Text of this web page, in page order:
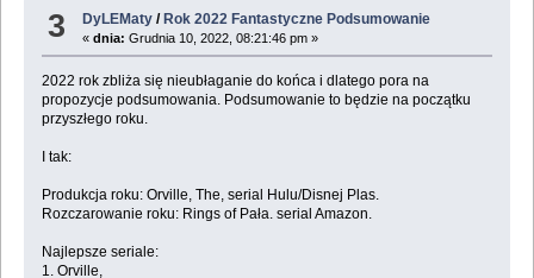
3 DyLEMaty / Rok 2022 Fantastyczne Podsumowanie
«dnia: Grudnia 10, 2022, 08:21:46 pm »
2022 rok zbliża się nieubłaganie do końca i dlatego pora na
propozycje podsumowania. Podsumowanie to będzie na początku
przyszłego roku.
I tak:
Produkcja roku: Orville, The, serial Hulu/Disnej Plas.
Rozczarowanie roku: Rings of Pała. serial Amazon.
Najlepsze seriale:
1. Orville,